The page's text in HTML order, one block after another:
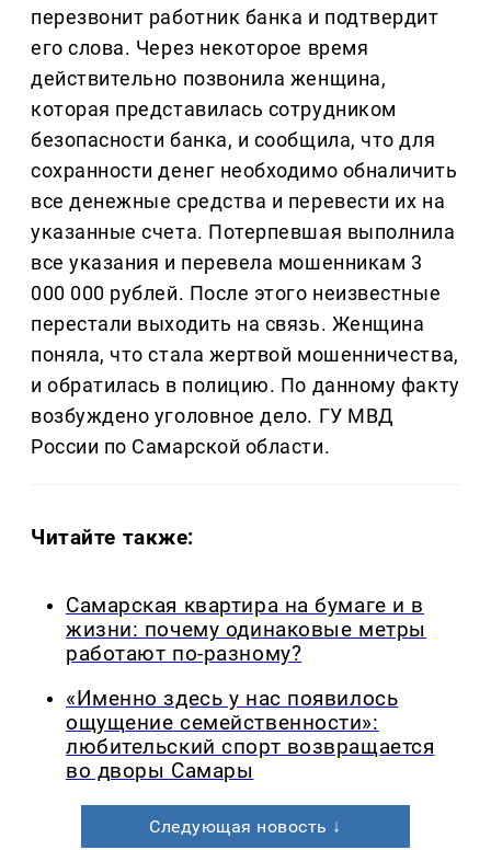
перезвонит работник банка и подтвердит
его слова. Через некоторое время
действительно позвонила женщина,
которая представилась сотрудником
безопасности банка, и сообщила, что для
сохранности денег необходимо обналичить
все денежные средства и перевести их на
указанные счета. Потерпевшая выполнила
все указания и перевела мошенникам 3
000 000 рублей. После этого неизвестные
перестали выходить на связь. Женщина
поняла, что стала жертвой мошенничества,
и обратилась в полицию. По данному факту
возбуждено уголовное дело. ГУ МВД
России по Самарской области.
Читайте также:
Самарская квартира на бумаге и в
жизни: почему одинаковые метры
работают по-разному?
«Именно здесь у нас появилось
ощущение семейственности»:
любительский спорт возвращается
во дворы Самары
Следующая новость ↓